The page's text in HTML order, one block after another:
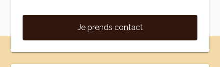
Je prends contact